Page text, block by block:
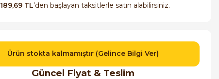
189,69 TL’den başlayan taksitlerle satın alabilirsiniz.
Ürün stokta kalmamıştır (Gelince Bilgi Ver)
Güncel Fiyat & Teslim